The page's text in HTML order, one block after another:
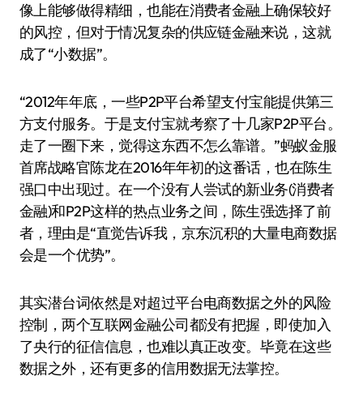
像上能够做得精细，也能在消费者金融上确保较好
的风控，但对于情况复杂的供应链金融来说，这就
成了“小数据”。
“2012年年底，一些P2P平台希望支付宝能提供第三
方支付服务。于是支付宝就考察了十几家P2P平台。
走了一圈下来，觉得这东西不怎么靠谱。”蚂蚁金服
首席战略官陈龙在2016年年初的这番话，也在陈生
强口中出现过。在一个没有人尝试的新业务(消费者
金融)和P2P这样的热点业务之间，陈生强选择了前
者，理由是“直觉告诉我，京东沉积的大量电商数据
会是一个优势”。
其实潜台词依然是对超过平台电商数据之外的风险
控制，两个互联网金融公司都没有把握，即使加入
了央行的征信信息，也难以真正改变。毕竟在这些
数据之外，还有更多的信用数据无法掌控。